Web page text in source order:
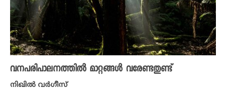
വനപരിപാലനത്തിൽ മാറ്റങ്ങൾ വരേണ്ടതുണ്ട്
നിഖില്‍ വര്‍ഗീസ്‌